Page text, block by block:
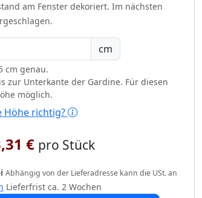
am Fenster dekoriert. Im nächsten
cm
cm genau.
zur Unterkante der Gardine. Für diesen
möglich.
Höhe richtig?
€ pro Stück
Abhängig von der Lieferadresse kann die USt. an
Lieferfrist ca. 2 Wochen